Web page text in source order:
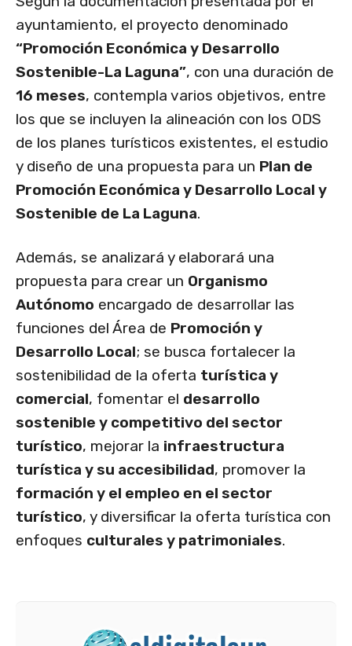
ayuntamiento, el proyecto denominado
“Promoción Económica y Desarrollo
Sostenible-La Laguna”, con una duración de
16 meses, contempla varios objetivos, entre
los que se incluyen la alineación con los ODS
de los planes turísticos existentes, el estudio
y diseño de una propuesta para un Plan de
Promoción Económica y Desarrollo Local y
Sostenible de La Laguna.
Además, se analizará y elaborará una
propuesta para crear un Organismo
Autónomo encargado de desarrollar las
funciones del Área de Promoción y
Desarrollo Local; se busca fortalecer la
sostenibilidad de la oferta turística y
comercial, fomentar el desarrollo
sostenible y competitivo del sector
turístico, mejorar la infraestructura
turística y su accesibilidad, promover la
formación y el empleo en el sector
turístico, y diversificar la oferta turística con
enfoques culturales y patrimoniales.